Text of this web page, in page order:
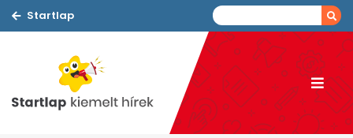
Startlap